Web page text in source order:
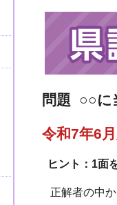
問題 ○○に
令和7年6
ヒント：1面
正解者の中